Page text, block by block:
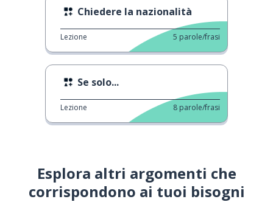
Chiedere la nazionalità
Lezione 5 parole/frasi
Se solo...
Lezione 8 parole/frasi
Esplora altri argomenti che
corrispondono ai tuoi bisogni